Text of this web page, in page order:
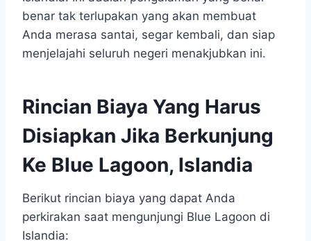
benar tak terlupakan yang akan membuat
Anda merasa santai, segar kembali, dan siap
menjelajahi seluruh negeri menakjubkan ini.
Rincian Biaya Yang Harus
Disiapkan Jika Berkunjung
Ke Blue Lagoon, Islandia
Berikut rincian biaya yang dapat Anda
perkirakan saat mengunjungi Blue Lagoon di
Islandia: